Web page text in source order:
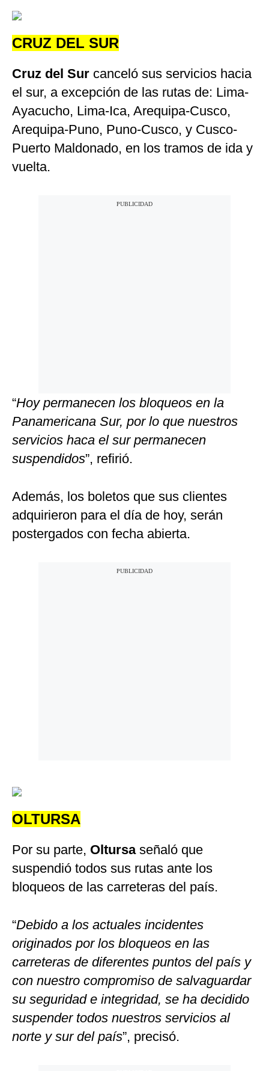
CRUZ DEL SUR
Cruz del Sur canceló sus servicios hacia
el sur, a excepción de las rutas de: Lima-
Ayacucho, Lima-Ica, Arequipa-Cusco,
Arequipa-Puno, Puno-Cusco, y Cusco-
Puerto Maldonado, en los tramos de ida y
vuelta.
“Hoy permanecen los bloqueos en la
Panamericana Sur, por lo que nuestros
servicios haca el sur permanecen
suspendidos”, refirió.
Además, los boletos que sus clientes
adquirieron para el día de hoy, serán
postergados con fecha abierta.
OLTURSA
Por su parte, Oltursaseñaló que
suspendió todos sus rutas ante los
bloqueos de las carreteras del país.
“Debido a los actuales incidentes
originados por los bloqueos en las
carreteras de diferentes puntos del país y
con nuestro compromiso de salvaguardar
su seguridad e integridad, se ha decidido
suspender todos nuestros servicios al
norte y sur del país”, precisó.